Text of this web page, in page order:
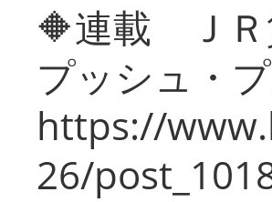
🔶連載 Ｊ
プッシュ・
https://
26/